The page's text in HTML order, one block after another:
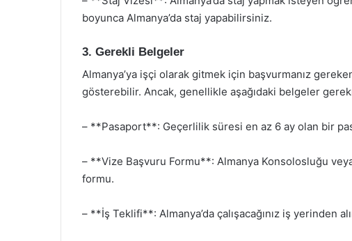
boyunca Almanya’da staj yapabilirsiniz.
3. Gerekli Belgeler
Almanya’ya işçi olarak gitmek için başvurmanız
gösterebilir. Ancak, genellikle aşağıdaki belgeler
– **Pasaport**: Geçerlilik süresi en az 6 ay olan bir
– **Vize Başvuru Formu**: Almanya Konsolosluğu
formu.
– **İş Teklifi**: Almanya’da çalışacağınız iş yerinden